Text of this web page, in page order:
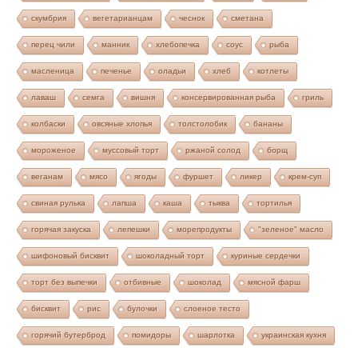
скумбрия вегетарианцам чеснок сметана
перец чили манник хлебопечка соус рыба
масленица печенье оладьи хлеб котлеты
лаваш семга вишня консервированная рыба гриль
колбаски овсяные хлопья толстолобик бананы
мороженое муссовый торт ржаной солод борщ
веганам мясо ягоды фуршет ликер крем-суп
свиная рулька лапша каша тыква тортилья
горячая закуска лепешки морепродукты "зеленое" масло
шифоновый бисквит шоколадный торт куриные сердечки
торт без выпечки отбивные шоколад мясной фарш
бисквит рис булочки слоеное тесто
горячий бутерброд помидоры шарлотка украинская кухня